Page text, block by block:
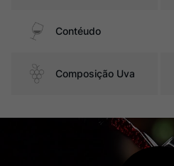
Contéudo
Composição Uva